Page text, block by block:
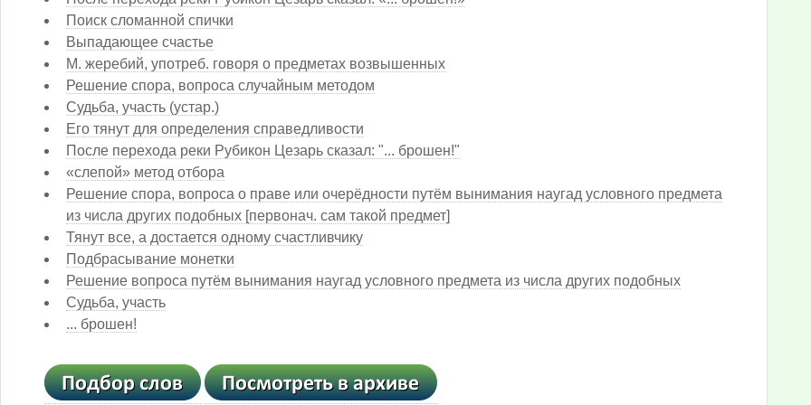
Поиск сломанной спички
Выпадающее счастье
М. жеребий, употреб. говоря о предметах возвышенных
Решение спора, вопроса случайным методом
Судьба, участь (устар.)
Его тянут для определения справедливости
После перехода реки Рубикон Цезарь сказал: "... брошен!"
«слепой» метод отбора
Решение спора, вопроса о праве или очерёдности путём вынимания наугад условного предмета
из числа других подобных [первонач. сам такой предмет]
Тянут все, а достается одному счастливчику
Подбрасывание монетки
Решение вопроса путём вынимания наугад условного предмета из числа других подобных
Судьба, участь
... брошен!